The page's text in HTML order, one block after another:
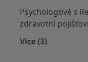
Psychologové s
zdravotní
Více (3)